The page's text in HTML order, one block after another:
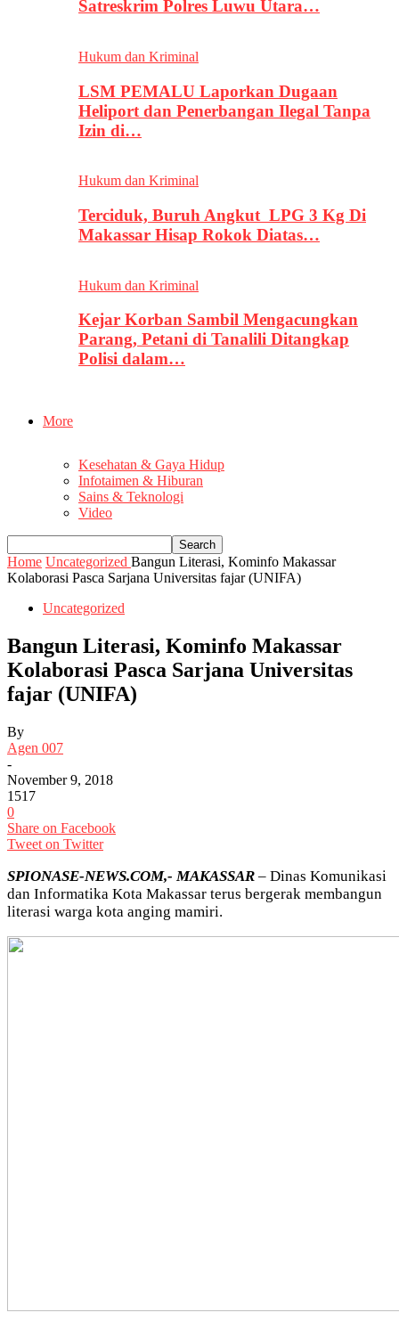
Satreskrim Polres Luwu Utara…
Hukum dan Kriminal
LSM PEMALU Laporkan Dugaan
Heliport dan Penerbangan Ilegal Tanpa
Izin di…
Hukum dan Kriminal
Terciduk, Buruh Angkut LPG 3 Kg Di
Makassar Hisap Rokok Diatas…
Hukum dan Kriminal
Kejar Korban Sambil Mengacungkan
Parang, Petani di Tanalili Ditangkap
Polisi dalam…
More
Kesehatan & Gaya Hidup
Infotaimen & Hiburan
Sains & Teknologi
Video
Home Uncategorized Bangun Literasi, Kominfo Makassar
Kolaborasi Pasca Sarjana Universitas fajar (UNIFA)
Uncategorized
Bangun Literasi, Kominfo Makassar
Kolaborasi Pasca Sarjana Universitas
fajar (UNIFA)
By
Agen 007
-
November 9, 2018
1517
0
Share on Facebook
Tweet on Twitter
SPIONASE-NEWS.COM,- MAKASSAR – Dinas Komunikasi
dan Informatika Kota Makassar terus bergerak membangun
literasi warga kota anging mamiri.